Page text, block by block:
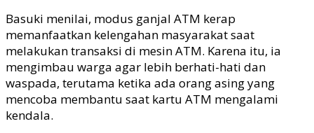
Basuki menilai, modus ganjal ATM kerap
memanfaatkan kelengahan masyarakat saat
melakukan transaksi di mesin ATM. Karena itu, ia
mengimbau warga agar lebih berhati-hati dan
waspada, terutama ketika ada orang asing yang
mencoba membantu saat kartu ATM mengalami
kendala.